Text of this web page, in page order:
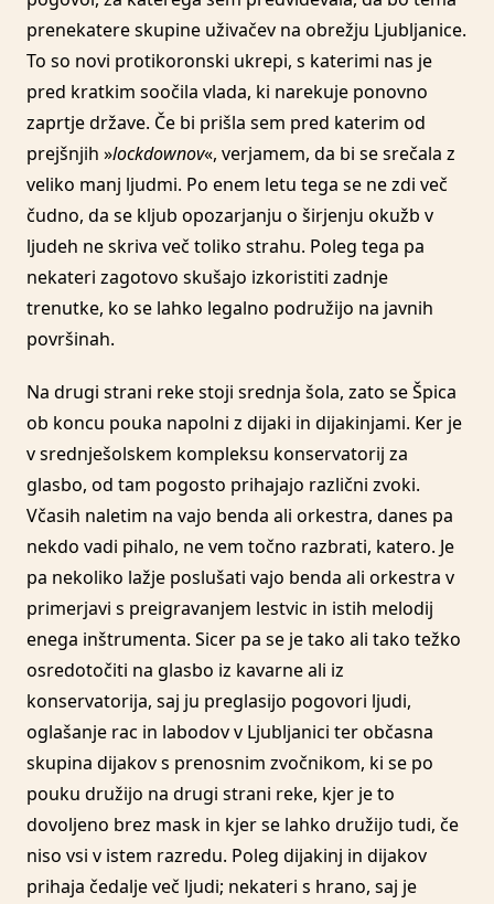
prenekatere skupine uživačev na obrežju Ljubljanice.
To so novi protikoronski ukrepi, s katerimi nas je
pred kratkim soočila vlada, ki narekuje ponovno
zaprtje države. Če bi prišla sem pred katerim od
prejšnjih »lockdownov«, verjamem, da bi se srečala z
veliko manj ljudmi. Po enem letu tega se ne zdi več
čudno, da se kljub opozarjanju o širjenju okužb v
ljudeh ne skriva več toliko strahu. Poleg tega pa
nekateri zagotovo skušajo izkoristiti zadnje
trenutke, ko se lahko legalno podružijo na javnih
površinah.
Na drugi strani reke stoji srednja šola, zato se Špica
ob koncu pouka napolni z dijaki in dijakinjami. Ker je
v srednješolskem kompleksu konservatorij za
glasbo, od tam pogosto prihajajo različni zvoki.
Včasih naletim na vajo benda ali orkestra, danes pa
nekdo vadi pihalo, ne vem točno razbrati, katero. Je
pa nekoliko lažje poslušati vajo benda ali orkestra v
primerjavi s preigravanjem lestvic in istih melodij
enega inštrumenta. Sicer pa se je tako ali tako težko
osredotočiti na glasbo iz kavarne ali iz
konservatorija, saj ju preglasijo pogovori ljudi,
oglašanje rac in labodov v Ljubljanici ter občasna
skupina dijakov s prenosnim zvočnikom, ki se po
pouku družijo na drugi strani reke, kjer je to
dovoljeno brez mask in kjer se lahko družijo tudi, če
niso vsi v istem razredu. Poleg dijakinj in dijakov
prihaja čedalje več ljudi; nekateri s hrano, saj je